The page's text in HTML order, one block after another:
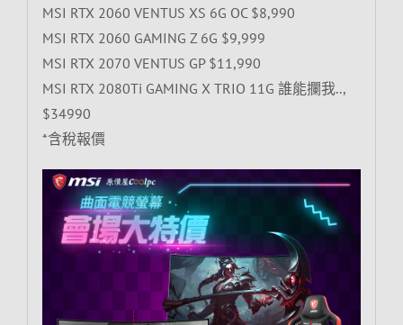
MSI RTX 2060 VENTUS XS 6G OC $8,990
MSI RTX 2060 GAMING Z 6G $9,999
MSI RTX 2070 VENTUS GP $11,990
MSI RTX 2080Ti GAMING X TRIO 11G 誰能攔我..,
$34990
*含稅報價